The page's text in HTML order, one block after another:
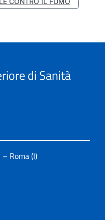
di Sanità
Roma (I)